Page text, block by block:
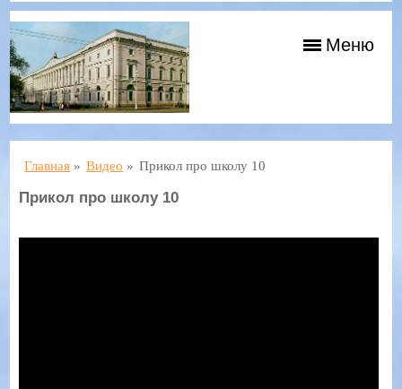
Меню
Главная » Видео » Прикол про школу 10
Прикол про школу 10